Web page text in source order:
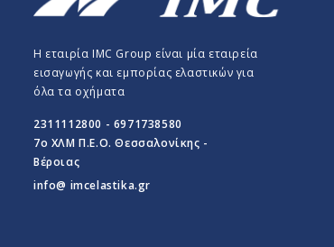
Η εταιρία IMC Group είναι μία εταιρεία
εισαγωγής και εμπορίας ελαστικών για
όλα τα οχήματα
2311112800 - 6971738580
7o ΧΛΜ Π.E.O. Θεσσαλονίκης -
Βέροιας
info@ imcelastika.gr